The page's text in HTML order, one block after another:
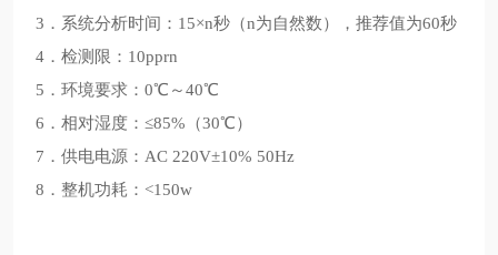
3．系统分析时间：15×n秒（n为自然数），推荐值为60秒
4．检测限：10pprn
5．环境要求：0℃～40℃
6．相对湿度：≤85%（30℃）
7．供电电源：AC 220V±10% 50Hz
8．整机功耗：<150w